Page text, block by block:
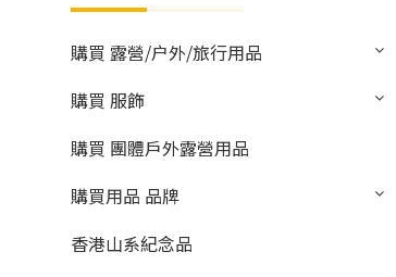
購買 露營/户外/旅行用品
購買 服飾
購買 團體戶外露營用品
購買用品 品牌
香港山系紀念品